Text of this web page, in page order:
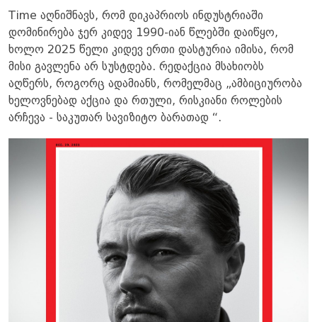
Time აღნიშნავს, რომ დიკაპრიოს ინდუსტრიაში
დომინირება ჯერ კიდევ 1990-იან წლებში დაიწყო,
ხოლო 2025 წელი კიდევ ერთი დასტურია იმისა, რომ
მისი გავლენა არ სუსტდება. რედაქცია მსახიობს
აღწერს, როგორც ადამიანს, რომელმაც „ამბიციურობა
ხელოვნებად აქცია და რთული, რისკიანი როლების
არჩევა - საკუთარ სავიზიტო ბარათად “.